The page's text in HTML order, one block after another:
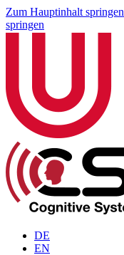
Zum Hauptinhalt springen
springen
DE
EN